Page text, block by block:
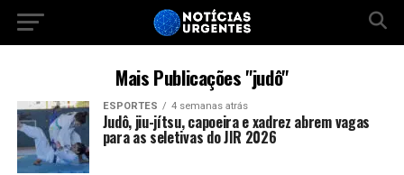
Mais Publicações "judô"
ESPORTES 4 semanas atrás
Judô, jiu-jítsu, capoeira e xadrez abrem vagas
para as seletivas do JIR 2026